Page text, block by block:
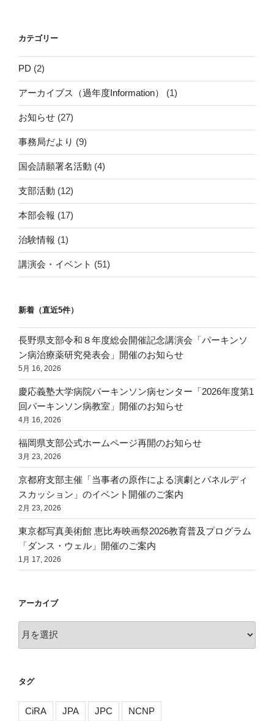
カテゴリー
PD (2)
アーカイブス（過年度Information） (1)
お知らせ (27)
事務局だより (9)
国会請願署名活動 (4)
支部活動 (12)
本部会報 (17)
治験情報 (1)
講演会・イベント (51)
新着（直近5件）
長野県支部令和８年度総会開催記念講演会「パーキンソ
ン病治療薬研究発表会」開催のお知らせ
5月 16, 2026
慶応義塾大学病院パーキンソン病センター「2026年度第1
回パーキンソン病教室」開催のお知らせ
4月 16, 2026
福岡県支部公式ホームページ再開のお知らせ
3月 23, 2026
京都府支部主催「当事者の原作による演劇とパネルディ
スカッション」のイベント開催のご案内
2月 23, 2026
東京都写真美術館 恵比寿映画祭2026教育普及プログラム
「ダンス・ウェル」開催のご案内
1月 17, 2026
アーカイブ
ー
ブ
タグ
CiRA JPA JPC NCNP